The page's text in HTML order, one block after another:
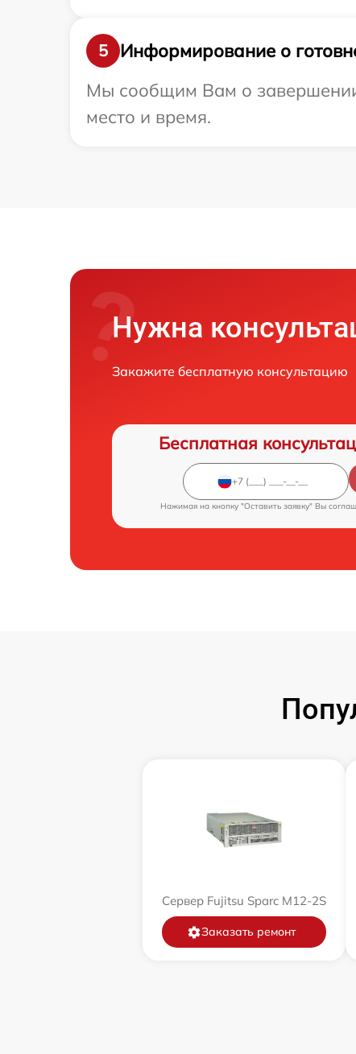
5
Информирование о
Мы сообщим Вам о завершении
место и время.
Нужна
Закажите бесплатную консультацию
Бесплатная
Нажимая на кнопку "Оставить заявку" Вы
Сервер Fujitsu Sparc M12-2S
Заказать ремонт